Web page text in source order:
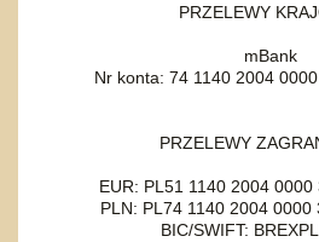
PRZELEWY
mBank
Nr konta: 74 1140 2004
PRZELEWY
EUR: PL51 1140 2004
PLN: PL74 1140 2004 0000
BIC/SWIFT: